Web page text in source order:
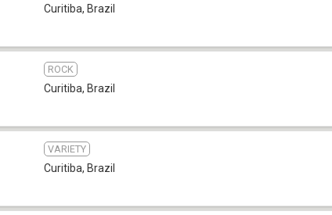
Curitiba, Brazil
ROCK
Curitiba, Brazil
VARIETY
Curitiba, Brazil